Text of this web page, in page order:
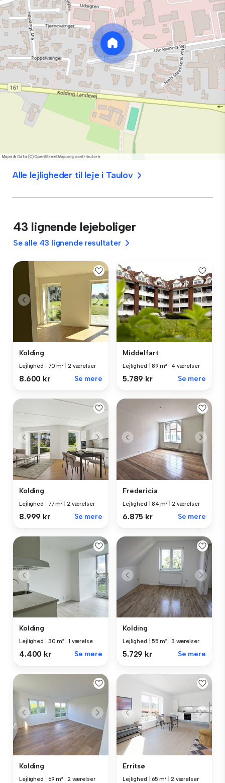
Alle lejligheder til leje i Taulov
43 lignende lejeboliger
Se alle 43 lignende resultater
Kolding
Lejlighed 70 m² 2 værelser
8.600 kr Se mere
Middelfart
Lejlighed 89 m² 4 værelser
5.789 kr Se mere
Kolding
Lejlighed 77 m² 2 værelser
8.999 kr Se mere
Fredericia
Lejlighed 84 m² 2 værelser
6.875 kr Se mere
Kolding
Lejlighed 30 m² 1 værelse
4.400 kr Se mere
Kolding
Lejlighed 55 m² 3 værelser
5.729 kr Se mere
Kolding
Lejlighed 69 m² 2 værelser
Erritsø
Lejlighed 65 m² 2 værelser